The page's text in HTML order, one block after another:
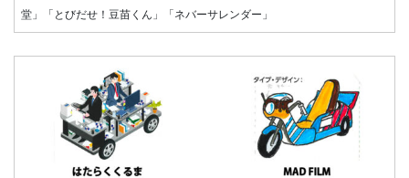
堂」「とびだせ！豆苗くん」「ネバーサレンダー」